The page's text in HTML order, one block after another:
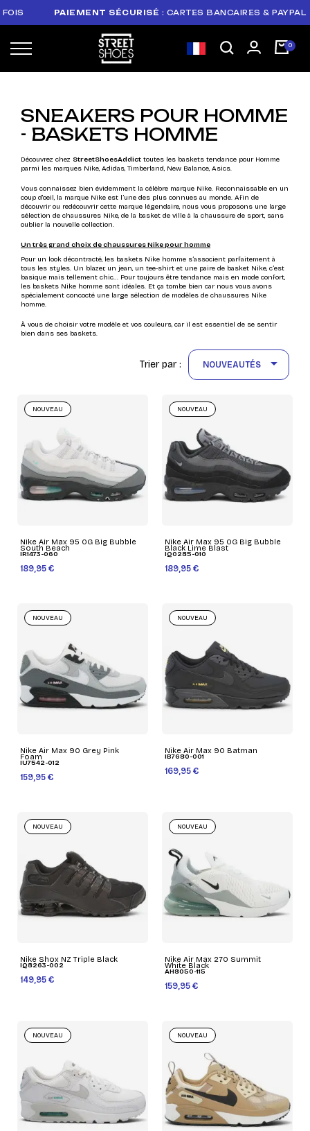
PAIEMENT SÉCURISÉ: CARTES BANCAIRES & PAYPAL
SNEAKERS POUR HOMME
- BASKETS HOMME
Découvrez chez StreetShoesAddict toutes les baskets tendance pour Homme
parmi les marques Nike, Adidas, Timberland, New Balance, Asics.
Vous connaissez bien évidemment la célèbre marque Nike. Reconnaissable en un
coup d'oeil, la marque Nike est l’une des plus connues au monde. Afin de
découvrir ou redécouvrir cette marque légendaire, nous vous proposons une large
sélection de chaussures Nike, de la basket de ville à la chaussure de sport, sans
oublier la nouvelle collection.
Un très grand choix de chaussures Nike pour homme
Pour un look décontracté, les baskets Nike homme s’associent parfaitement à
tous les styles. Un blazer, un jean, un tee-shirt et une paire de basket Nike, c’est
basique mais tellement chic… Pour toujours être tendance mais en mode confort,
les baskets Nike homme sont idéales. Et ça tombe bien car nous vous avons
spécialement concocté une large sélection de modèles de chaussures Nike
homme.
À vous de choisir votre modèle et vos couleurs, car il est essentiel de se sentir
bien dans ses baskets.
Trier par : NOUVEAUTÉS 
Nike Air Max 95 OG Big Bubble
South Beach
IR1473-060
189,95 €
NOUVEAU
Nike Air Max 95 OG Big Bubble
Black Lime Blast
IQ0285-010
189,95 €
NOUVEAU
Nike Air Max 90 Grey Pink
Foam
IU7542-012
159,95 €
NOUVEAU
Nike Air Max 90 Batman
IB7680-001
169,95 €
NOUVEAU
Nike Shox NZ Triple Black
IQ8263-002
149,95 €
NOUVEAU
Nike Air Max 270 Summit
White Black
AH8050-115
159,95 €
NOUVEAU
NOUVEAU NOUVEAU